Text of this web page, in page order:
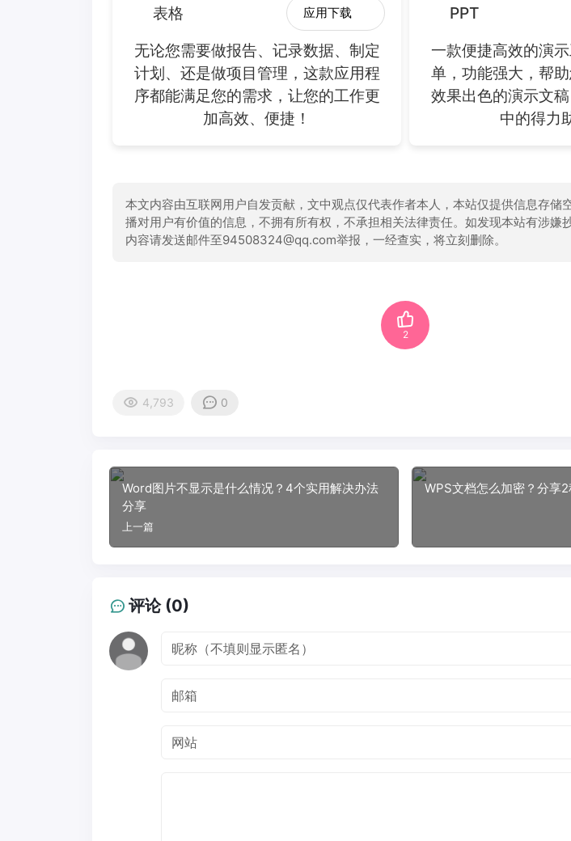
表格 应用下载
无论您需要做报告、记录数据、制定
计划、还是做项目管理，这款应用程
序都能满足您的需求，让您的工作更
加高效、便捷！
PPT
一款便捷高效的演
单，功能强大，帮
效果出色的演示文
中的得力
本文内容由互联网用户自发贡献，文中观点仅代表作者本人，本站仅提供信息存储
播对用户有价值的信息，不拥有所有权，不承担相关法律责任。如发现本站有涉嫌
内容请发送邮件至94508324@qq.com举报，一经查实，将立刻删除。
2
4,793 0
Word图片不显示是什么情况？4个实用解决办法
分享
上一篇
WPS文档怎么加密？分享
评论 (0)